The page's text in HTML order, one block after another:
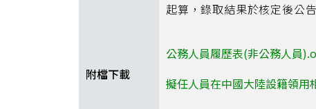
起算，錄取結果於核定後公
附檔下載
公務人員履歷表(非公務人員
擬任人員在中國大陸設籍領